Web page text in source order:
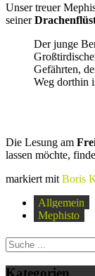
Unser treuer
seiner
Der junge
Gefährten,
Weg dorthin
Die Lesung am
lassen möchte,
markiert mit Boris
Allgemein
Mephisto
Kategorien